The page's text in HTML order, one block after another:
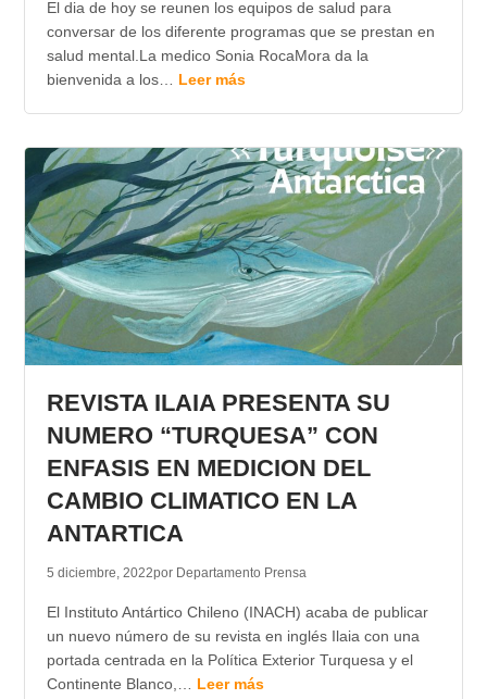
El dia de hoy se reunen los equipos de salud para
conversar de los diferente programas que se prestan en
salud mental.La medico Sonia RocaMora da la
bienvenida a los… Leer más
REVISTA ILAIA PRESENTA SU
NUMERO “TURQUESA” CON
ENFASIS EN MEDICION DEL
CAMBIO CLIMATICO EN LA
ANTARTICA
5 diciembre, 2022por Departamento Prensa
El Instituto Antártico Chileno (INACH) acaba de publicar
un nuevo número de su revista en inglés Ilaia con una
portada centrada en la Política Exterior Turquesa y el
Continente Blanco,… Leer más